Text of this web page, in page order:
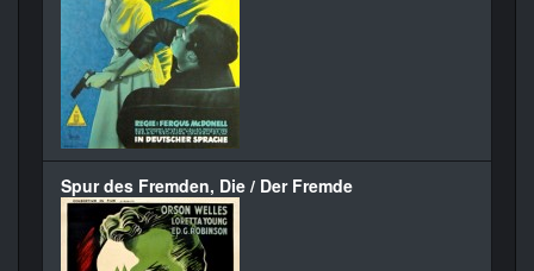
Spur des Fremden, Die / Der Fremde